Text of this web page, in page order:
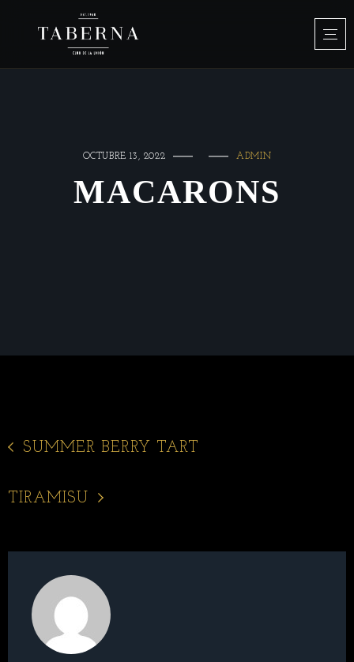
OCTUBRE 13, 2022 ADMIN
MACARONS
SUMMER BERRY TART
TIRAMISU